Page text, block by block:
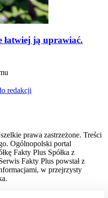
ją uprawiać.
redakcji
prawa zastrzeżone. Treści
Ogólnopolski portal
Fakty Plus Spółka z
Fakty Plus powstał z
w przejrzysty